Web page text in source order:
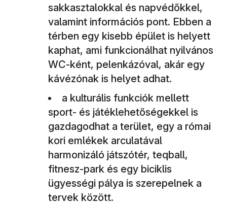
sakkasztalokkal és napvédőkkel,
valamint információs pont. Ebben a
térben egy kisebb épület is helyett
kaphat, ami funkcionálhat nyilvános
WC-ként, pelenkázóval, akár egy
kávézónak is helyet adhat.
a kulturális funkciók mellett
sport- és játéklehetőségekkel is
gazdagodhat a terület, egy a római
kori emlékek arculatával
harmonizáló játszótér, teqball,
fitnesz-park és egy biciklis
ügyességi pálya is szerepelnek a
tervek között.